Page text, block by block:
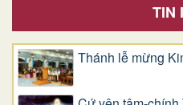
TIN
Thánh lễ mừng